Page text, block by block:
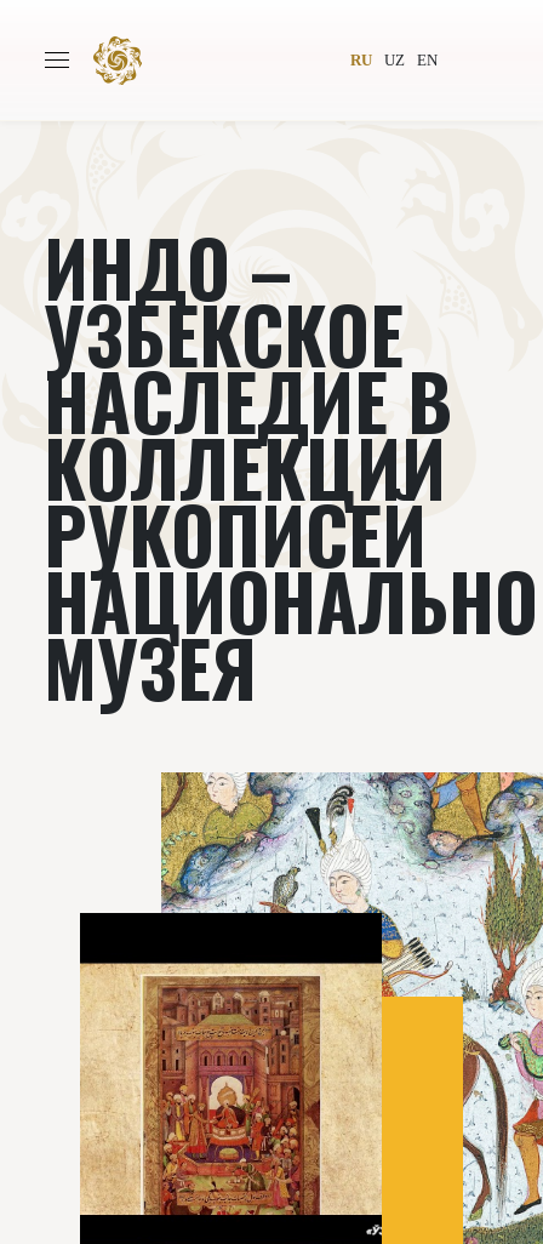
RU UZ EN
Авторы
Издательство Новости
Проекты Подкасты
Книги Видеолекторий
ИНДО –
УЗБЕКСКОЕ
НАСЛЕДИЕ В
КОЛЛЕКЦИИ
РУКОПИСЕЙ
МУЗЕЯ